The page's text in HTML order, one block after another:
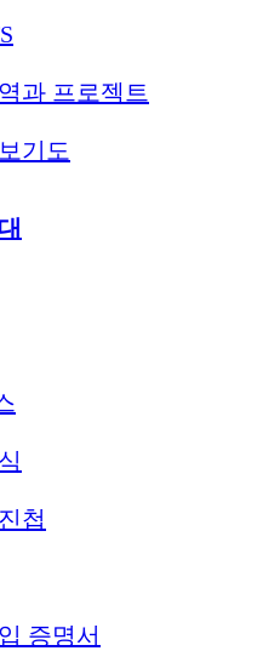
과 프로젝트
기도
첩
증명서